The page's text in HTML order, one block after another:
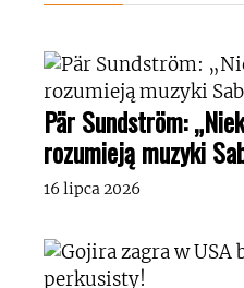
Pär Sundström:
rozumieją muzyki
16 lipca 2026